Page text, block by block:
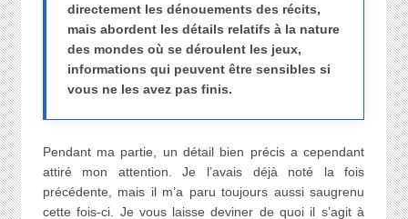
directement les dénouements des récits,
mais abordent les détails relatifs à la nature
des mondes où se déroulent les jeux,
informations qui peuvent être sensibles si
vous ne les avez pas finis.
Pendant ma partie, un détail bien précis a cependant
attiré mon attention. Je l’avais déjà noté la fois
précédente, mais il m’a paru toujours aussi saugrenu
cette fois-ci. Je vous laisse deviner de quoi il s’agit à